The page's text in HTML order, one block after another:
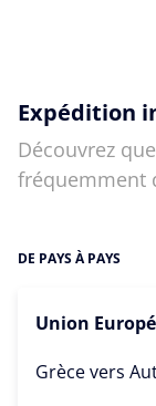
Expédition
Découvrez
fréquemment
DE PAYS À PAYS
Union
Grèce vers